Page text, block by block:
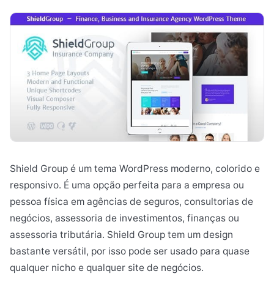
Shield Group é um tema WordPress moderno, colorido e
responsivo. É uma opção perfeita para a empresa ou
pessoa física em agências de seguros, consultorias de
negócios, assessoria de investimentos, finanças ou
assessoria tributária. Shield Group tem um design
bastante versátil, por isso pode ser usado para quase
qualquer nicho e qualquer site de negócios.